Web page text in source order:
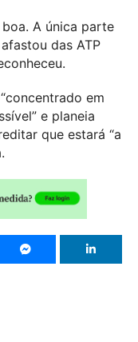
A única parte
das ATP
em
e planeia
que estará “a